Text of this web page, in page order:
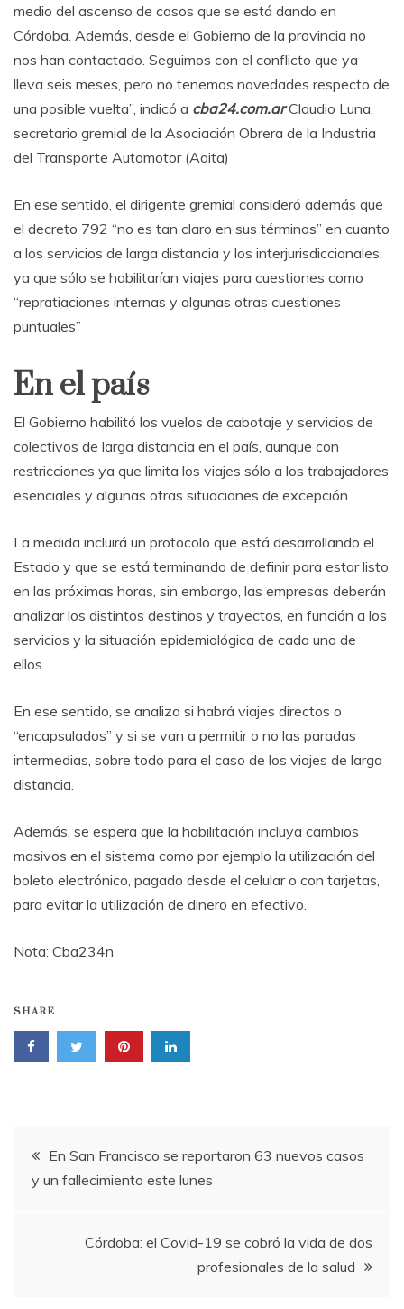
medio del ascenso de casos que se está dando en
Córdoba. Además, desde el Gobierno de la provincia no
nos han contactado. Seguimos con el conflicto que ya
lleva seis meses, pero no tenemos novedades respecto de
una posible vuelta”, indicó a cba24.com.arClaudio Luna,
secretario gremial de la Asociación Obrera de la Industria
del Transporte Automotor (Aoita)
En ese sentido, el dirigente gremial consideró además que
el decreto 792 “no es tan claro en sus términos” en cuanto
a los servicios de larga distancia y los interjurisdiccionales,
ya que sólo se habilitarían viajes para cuestiones como
“repratiaciones internas y algunas otras cuestiones
puntuales”
En el país
El Gobierno habilitó los vuelos de cabotaje y servicios de
colectivos de larga distancia en el país, aunque con
restricciones ya que limita los viajes sólo a los trabajadores
esenciales y algunas otras situaciones de excepción.
La medida incluirá un protocolo que está desarrollando el
Estado y que se está terminando de definir para estar listo
en las próximas horas, sin embargo, las empresas deberán
analizar los distintos destinos y trayectos, en función a los
servicios y la situación epidemiológica de cada uno de
ellos.
En ese sentido, se analiza si habrá viajes directos o
“encapsulados” y si se van a permitir o no las paradas
intermedias, sobre todo para el caso de los viajes de larga
distancia.
Además, se espera que la habilitación incluya cambios
masivos en el sistema como por ejemplo la utilización del
boleto electrónico, pagado desde el celular o con tarjetas,
para evitar la utilización de dinero en efectivo.
Nota: Cba234n
SHARE
Navegación
de
entradas
En San Francisco se reportaron 63 nuevos casos
y un fallecimiento este lunes
Córdoba: el Covid-19 se cobró la vida de dos
profesionales de la salud